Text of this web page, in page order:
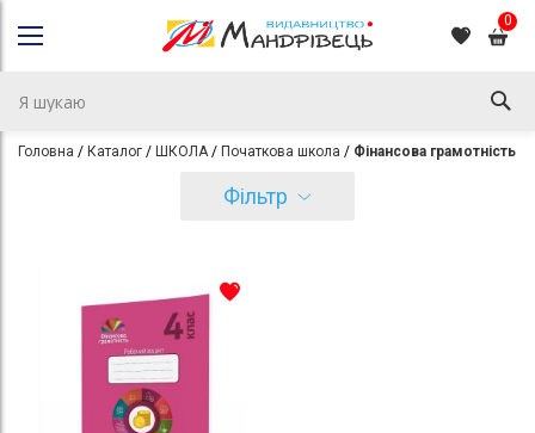
0
Головна Каталог ШКОЛА Початкова школа Фінансова грамотність
Фільтр